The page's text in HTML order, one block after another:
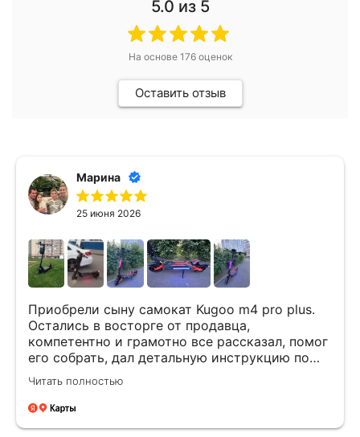
5.0 из 5
На основе 176оценок
Оставить отзыв
Михаил Б.
15 июня 2026
Приобретали электросамокат. Всё очень
понравилось. Отличные сотрудники!
Новый комментарий